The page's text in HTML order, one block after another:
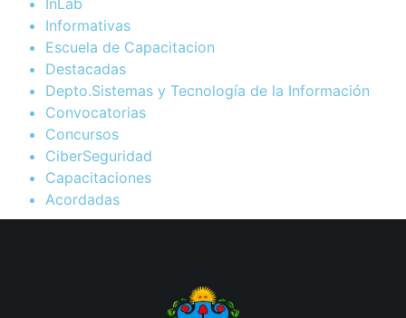
Informativas
Escuela de Capacitacion
Destacadas
Depto.Sistemas y Tecnología de la Información
Convocatorias
Concursos
CiberSeguridad
Capacitaciones
Acordadas